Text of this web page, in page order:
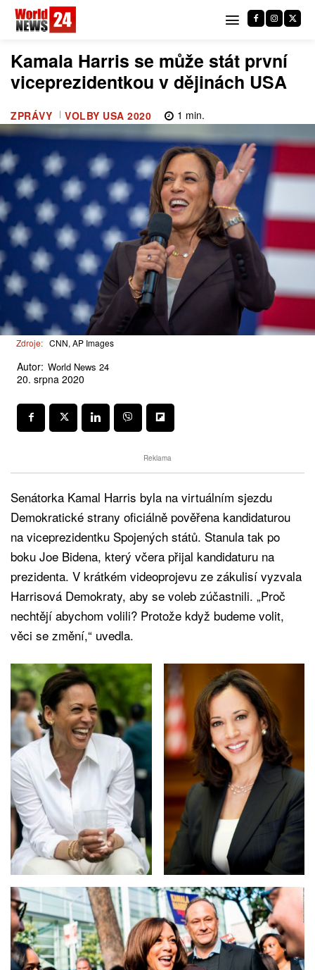
Kamala Harris se může stát první
viceprezidentkou v dějinách USA
ZPRÁVY VOLBY USA 2020 1 min.
Zdroje: CNN, AP Images
Autor: World News 24
20. srpna 2020
Reklama
Senátorka Kamal Harris byla na virtuálním sjezdu
Demokratické strany oficiálně pověřena kandidaturou
na viceprezidentku Spojených států. Stanula tak po
boku Joe Bidena, který včera přijal kandidaturu na
prezidenta. V krátkém videoprojevu ze zákulisí vyzvala
Harrisová Demokraty, aby se voleb zúčastnili. „Proč
nechtějí abychom volili? Protože když budeme volit,
věci se změní,“ uvedla.